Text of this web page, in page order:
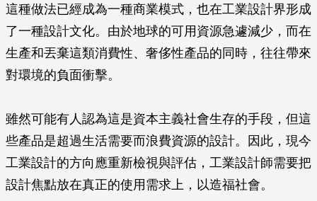
這種做法已經成為一種商業模式，也在工業設計界形成
了一種設計文化。由於地球的可用資源急遽減少，而在
生產和丟棄這類消費性、奢侈性產品的同時，往往帶來
對環境的負面衝擊。
雖然可能有人認為這是資本主義社會生存的手段，但這
些產品是超過生活需要而浪費資源的設計。因此，現今
工業設計的方向應重新檢視與評估，工業設計師需要把
設計焦點放在真正的使用需求上，以造福社會。